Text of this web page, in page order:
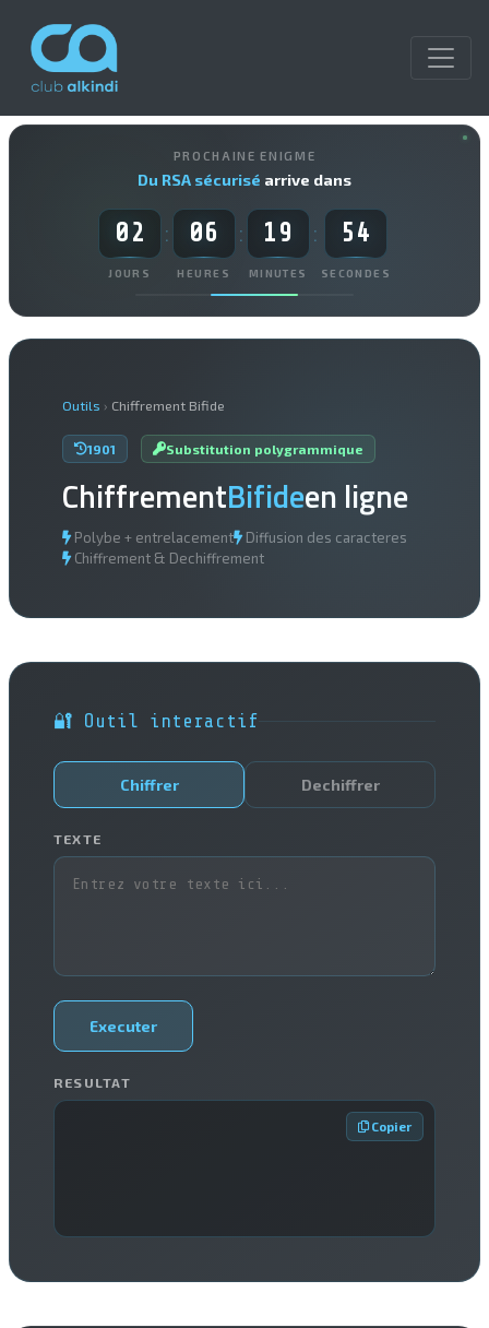
PROCHAINE ENIGME
Du RSA sécurisé arrive dans
02
JOURS
: 06
HEURES
: 19
MINUTES
: 53
SECONDES
Outils › Chiffrement Bifide
1901 Substitution polygrammique
ChiffrementBifideen ligne
Polybe + entrelacement Diffusion des caracteres
Chiffrement & Dechiffrement
🔐 Outil interactif
Chiffrer Dechiffrer
TEXTE
Executer
RESULTAT
Copier